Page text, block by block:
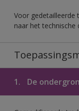
Voor gedetailleerde
naar het
1. De